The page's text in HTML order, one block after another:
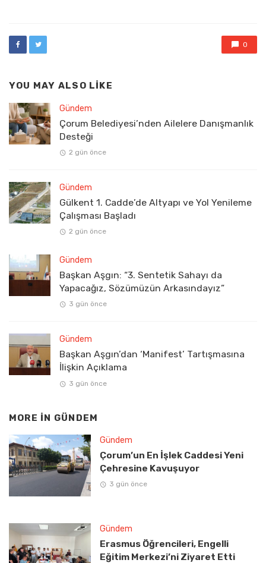
0
YOU MAY ALSO LIKE
Gündem
Çorum Belediyesi’nden Ailelere Danışmanlık
Desteği
2 gün önce
Gündem
Gülkent 1. Cadde’de Altyapı ve Yol Yenileme
Çalışması Başladı
2 gün önce
Gündem
Başkan Aşgın: “3. Sentetik Sahayı da
Yapacağız, Sözümüzün Arkasındayız”
3 gün önce
Gündem
Başkan Aşgın’dan ‘Manifest’ Tartışmasına
İlişkin Açıklama
3 gün önce
MORE IN GÜNDEM
Gündem
Çorum’un En İşlek Caddesi Yeni
Çehresine Kavuşuyor
3 gün önce
Gündem
Erasmus Öğrencileri, Engelli
Eğitim Merkezi’ni Ziyaret Etti